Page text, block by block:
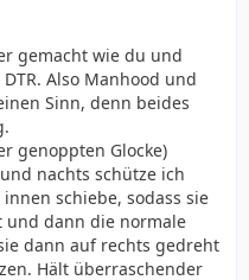
gemacht wie du und
Also Manhood und
Sinn, denn beides
genoppten Glocke)
nachts schütze ich
schiebe, sodass sie
und dann die normale
dann auf rechts gedreht
Hält überraschender